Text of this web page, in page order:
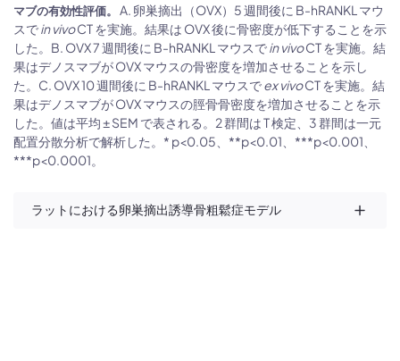
マブの有効性評価。
A. 卵巣摘出（OVX）5 週間後に B-hRANKL マウ
スでin vivoCT を実施。結果は OVX 後に骨密度が低下することを示
した。B. OVX 7 週間後に B-hRANKL マウスでin vivoCT を実施。結
果はデノスマブが OVX マウスの骨密度を増加させることを示し
た。C. OVX 10 週間後に B-hRANKL マウスでex vivoCT を実施。結
果はデノスマブが OVX マウスの脛骨骨密度を増加させることを示
した。値は平均 ± SEM で表される。2 群間は T 検定、3 群間は一元
配置分散分析で解析した。* p<0.05、**p<0.01、***p<0.001、
***p<0.0001。
ラットにおける卵巣摘出誘導骨粗鬆症モデル